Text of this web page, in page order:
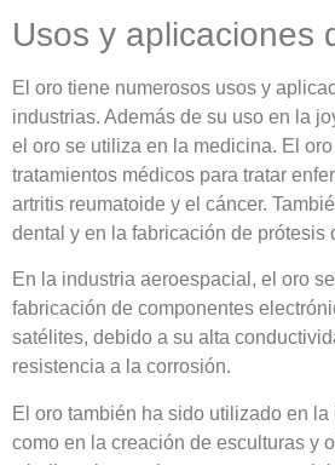
Usos y aplicaciones
El oro tiene numerosos usos y
industrias. Además de su uso en la
el oro se utiliza en la medicina. El
tratamientos médicos para tratar
artritis reumatoide y el cáncer.
dental y en la fabricación de prótesis
En la industria aeroespacial, el oro
fabricación de componentes
satélites, debido a su alta
resistencia a la corrosión.
El oro también ha sido utilizado en la
como en la creación de esculturas y